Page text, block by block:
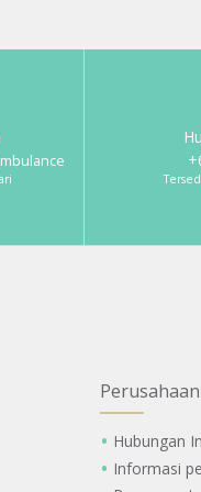
Perusahaan
Hubungan
Informasi